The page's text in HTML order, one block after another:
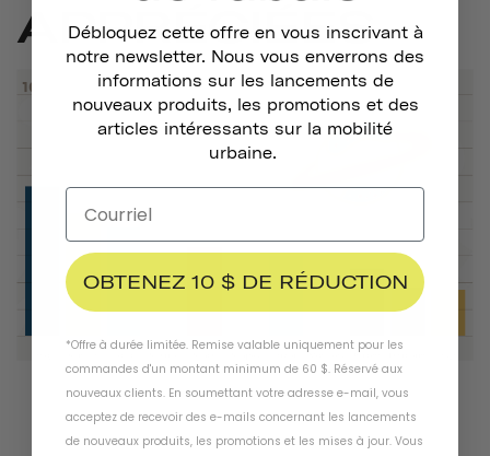
APPRÉCIÉES
Débloquez cette offre en vous inscrivant à
notre newsletter. Nous vous enverrons des
informations sur les lancements de
nouveaux produits, les promotions et des
articles intéressants sur la mobilité
urbaine.
OBTENEZ 10 $ DE RÉDUCTION
*Offre à durée limitée. Remise valable uniquement pour les
commandes d'un montant minimum de 60 $. Réservé aux
nouveaux clients. En soumettant votre adresse e-mail, vous
acceptez de recevoir des e-mails concernant les lancements
de nouveaux produits, les promotions et les mises à jour. Vous